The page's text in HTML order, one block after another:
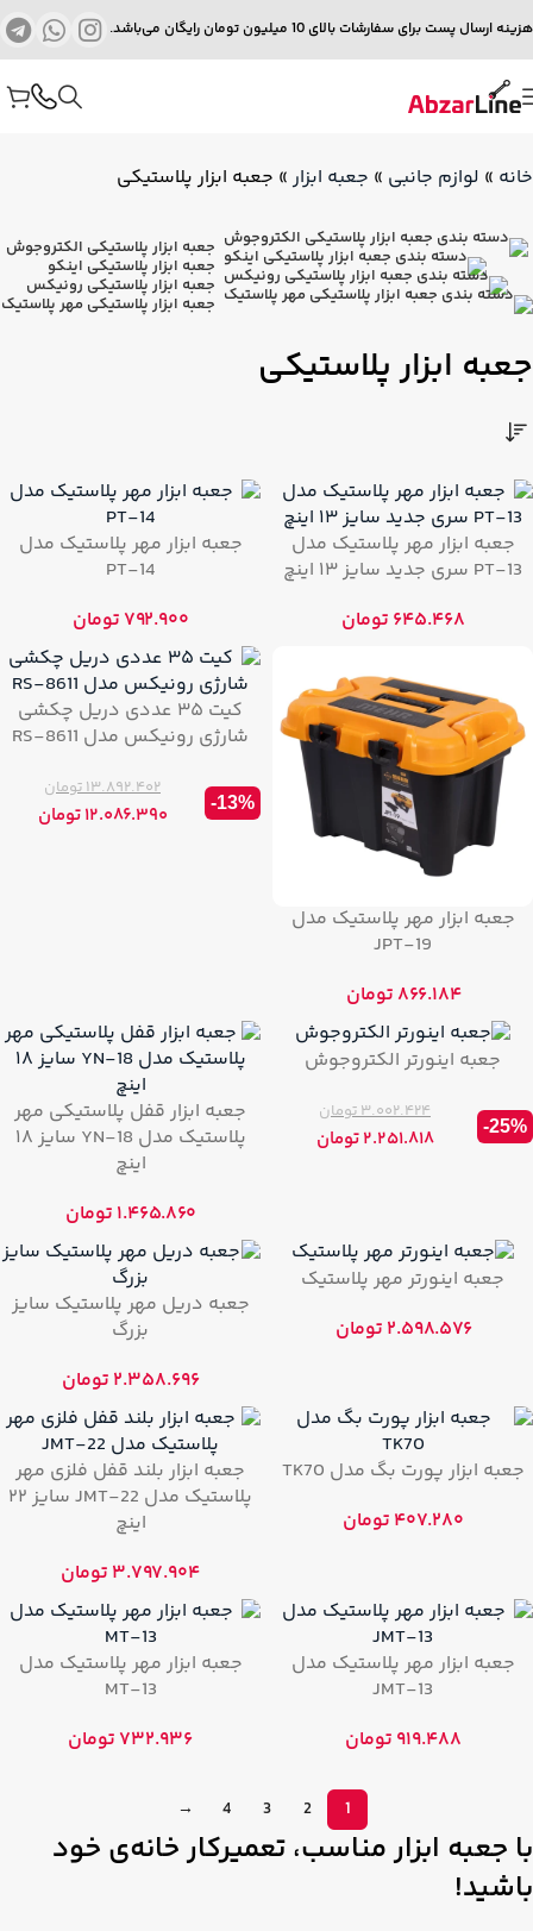
هزینه ارسال پست برای سفارشات بالای 10 میلیون تومان رایگان می‌باشد.
خانه » لوازم جانبی » جعبه ابزار» جعبه ابزار پلاستیکی
جعبه ابزار پلاستیکی الکتروجوش
جعبه ابزار پلاستیکی اینکو
جعبه ابزار پلاستیکی رونیکس
جعبه ابزار پلاستیکی مهر پلاستیک
جعبه ابزار پلاستیکی
جعبه ابزار مهر پلاستیک مدل
PT-13 سری جدید سایز ۱۳ اینچ
۶۴۵.۴۶۸ تومان
جعبه ابزار مهر پلاستیک مدل
PT-14
۷۹۲.۹۰۰ تومان
جعبه ابزار مهر پلاستیک مدل
JPT-19
۸۶۶.۱۸۴ تومان
کیت ۳۵ عددی دریل چکشی
شارژی رونیکس مدل RS-8611
۱۳.۸۹۲.۴۰۲تومان
۱۲.۰۸۶.۳۹۰تومان -13%
جعبه اینورتر الکتروجوش
۳.۰۰۲.۴۲۴تومان
۲.۲۵۱.۸۱۸تومان -25%
جعبه ابزار قفل پلاستیکی مهر
پلاستیک مدل YN-18 سایز ۱۸
اینچ
۱.۴۶۵.۸۶۰ تومان
جعبه اینورتر مهر پلاستیک
۲.۵۹۸.۵۷۶ تومان
جعبه دریل مهر پلاستیک سایز
بزرگ
۲.۳۵۸.۶۹۶ تومان
جعبه ابزار پورت بگ مدل TK70
۴۰۷.۲۸۰ تومان
جعبه ابزار بلند قفل فلزی مهر
پلاستیک مدل JMT-22 سایز ۲۲
اینچ
۳.۷۹۷.۹۰۴ تومان
جعبه ابزار مهر پلاستیک مدل
JMT-13
۹۱۹.۴۸۸ تومان
جعبه ابزار مهر پلاستیک مدل
MT-13
۷۳۲.۹۳۶ تومان
1
2
3
4
→
با جعبه ابزار مناسب، تعمیرکار خانه‌ی خود
باشید!